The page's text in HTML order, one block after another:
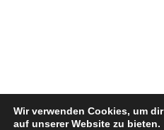
Wir verwenden Cookies, um
auf unserer Website zu bieten.